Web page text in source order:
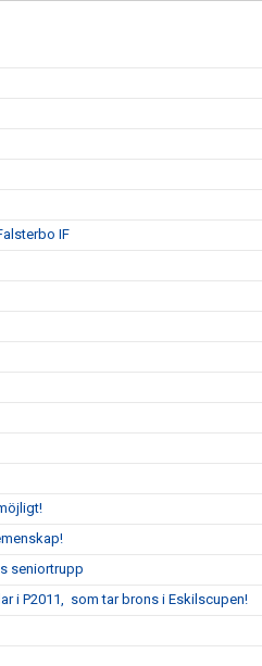
IF
seniortrupp
i P2011, som tar brons i Eskilscupen!